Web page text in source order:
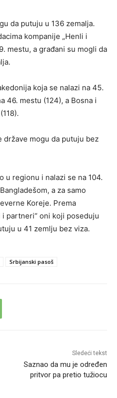
da putuju u 136 zemalja.
kompanije „Henli i
mestu, a građani su mogli da
koja se nalazi na 45.
46. mestu (124), a Bosna i
države mogu da putuju bez
u regionu i nalazi se na 104.
a za samo
Koreje. Prema
i partneri“ oni koji poseduju
u 41 zemlju bez viza.
Srbijanski pasoš
Sledeći tekst
Saznao da mu je određen
pritvor pa pretio tužiocu